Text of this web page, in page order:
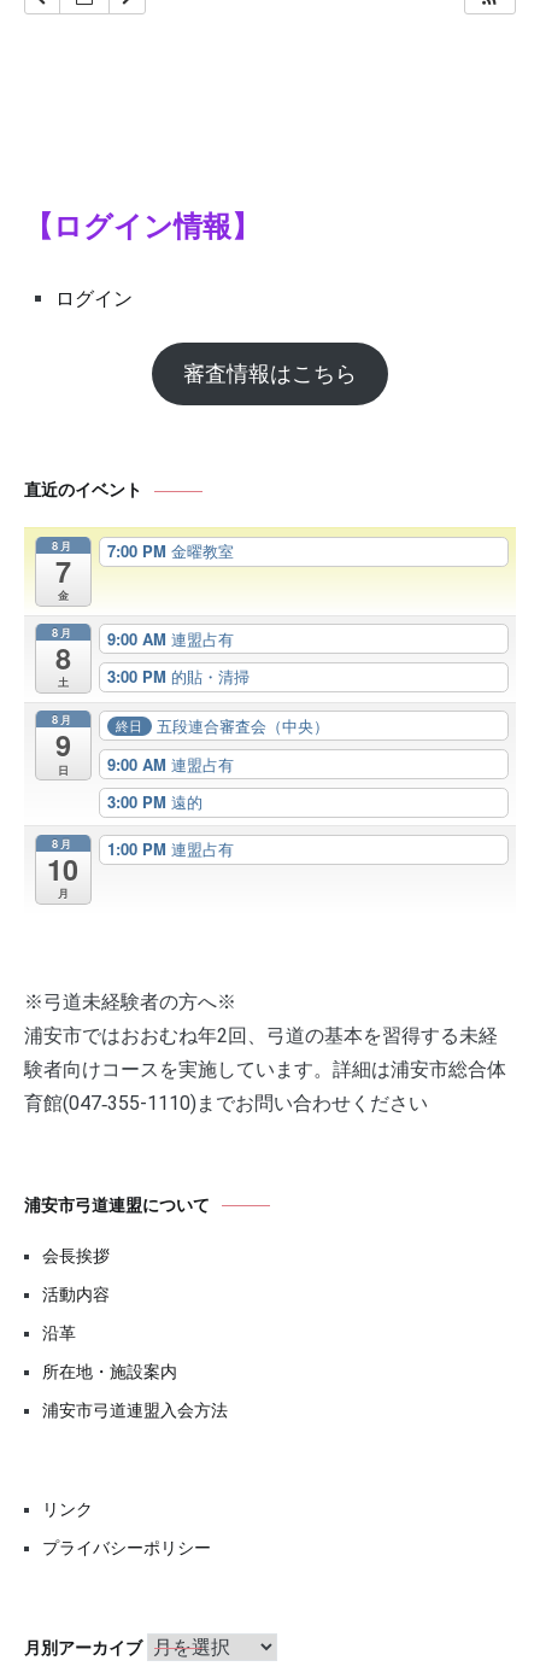
【ログイン情報】
ログイン
審査情報はこちら
直近のイベント
8月
7
金
7:00 PM 金曜教室
8月
8
土
9:00 AM 連盟占有
3:00 PM 的貼・清掃
8月
9
日
終日
五段連合審査会（中央）
9:00 AM 連盟占有
3:00 PM 遠的
8月
10
月
1:00 PM 連盟占有
※弓道未経験者の方へ※
浦安市ではおおむね年2回、弓道の基本を習得する未経
験者向けコースを実施しています。詳細は浦安市総合体
育館(047‐355-1110)までお問い合わせください
浦安市弓道連盟について
会長挨拶
活動内容
沿革
所在地・施設案内
浦安市弓道連盟入会方法
リンク
プライバシーポリシー
月別アーカイブ 月
別